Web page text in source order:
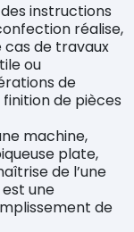
instructions
réalise,
de travaux
ou
de
de pièces
machine,
plate,
de l’une
une
de